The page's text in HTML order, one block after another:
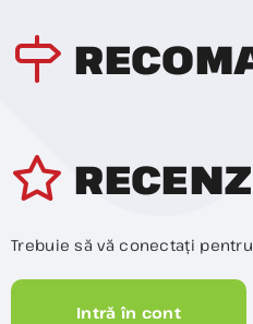
Trebuie să vă conectați
Intră în cont